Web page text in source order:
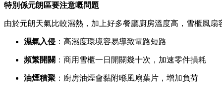
特別係元朗區要注意嘅問題
由於元朗天氣比較濕熱，加上好多餐廳廚房溫度高，雪櫃風扇
濕氣入侵 ：高濕度環境容易導致電路短路
頻繁開關 ：商用雪櫃一日開關幾十次，加速零件損耗
油煙積聚 ：廚房油煙會黏附喺風扇葉片，增加負荷